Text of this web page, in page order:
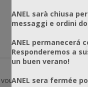
permet de fondre
ANEL sarà chiusa
messaggi e ordini
ANEL permanecerá
Responderemos a
un buen verano!
ANEL sera fermée